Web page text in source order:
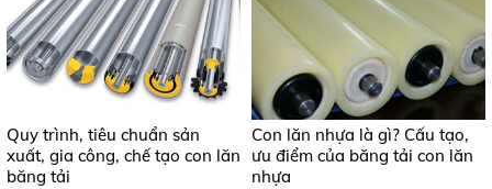
Quy trình, tiêu chuẩn sản
xuất, gia công, chế tạo con lăn
băng tải
Con lăn nhựa là gì? Cấu tạo,
ưu điểm của băng tải con lăn
nhựa